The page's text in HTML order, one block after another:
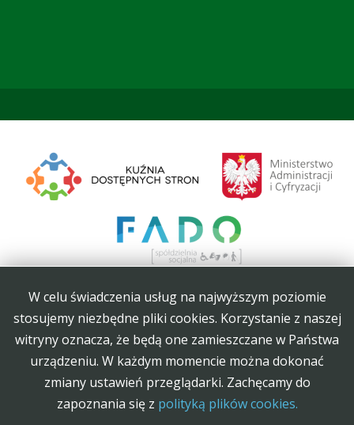
Projekt Kuźnia Dostępnych Stron współfinansowany ze środków Ministerstwa
Administracji i Cyfryzacji
W celu świadczenia usług na najwyższym poziomie
stosujemy niezbędne pliki cookies. Korzystanie z naszej
witryny oznacza, że będą one zamieszczane w Państwa
urządzeniu. W każdym momencie można dokonać
zmiany ustawień przeglądarki. Zachęcamy do
zapoznania się z polityką plików cookies.